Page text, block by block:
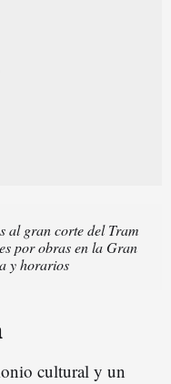
al gran corte del Tram
por obras en la Gran
y horarios
cultural y un